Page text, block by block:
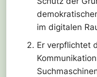
im digitalen
Er verpflichtet